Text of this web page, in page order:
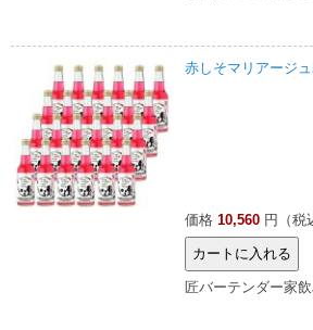
赤しそマリアージ
価格 10,560 円（税
匠バーテンダー家